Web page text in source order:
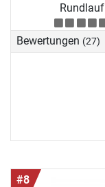
Rundlauf
Bewertungen (27)
#8